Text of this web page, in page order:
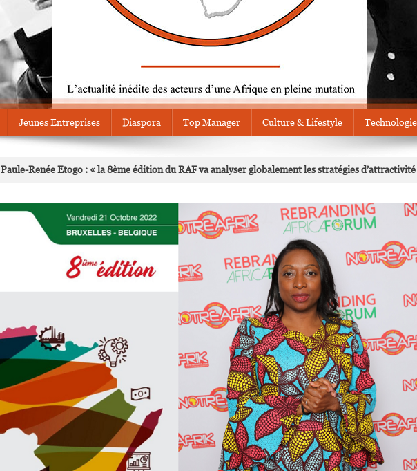
Jeunes Entreprises Diaspora Top Manager Culture & Lifestyle
Paule-Renée Etogo : « la 8ème édition du RAF va analyser globalement les stratégies